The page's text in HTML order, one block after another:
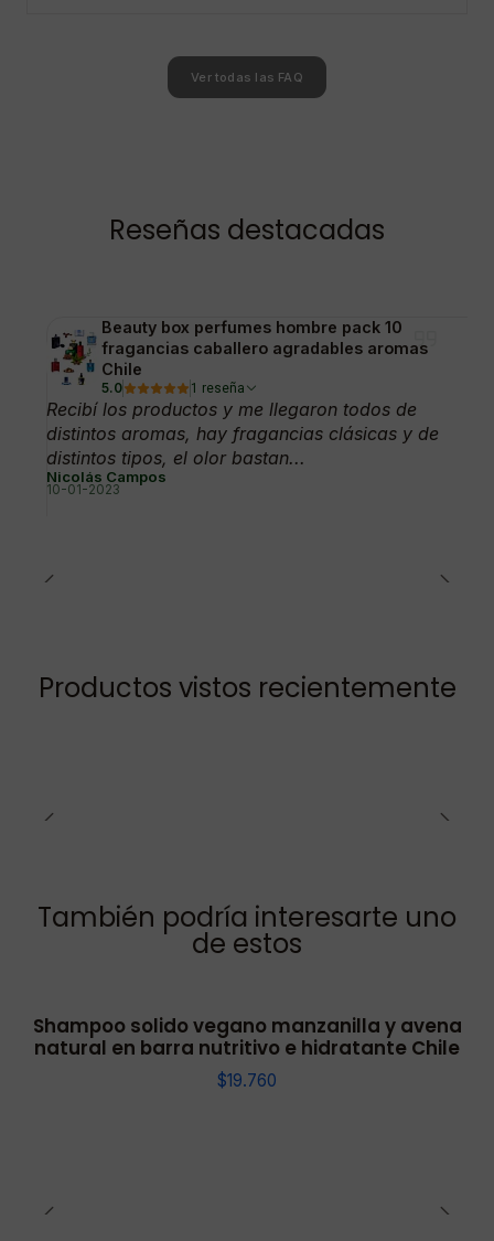
Ver todas las FAQ
Reseñas destacadas
Beauty box perfumes hombre pack 10
fragancias caballero agradables aromas
Chile
5.0 1 reseña
Recibí los productos y me llegaron todos de
distintos aromas, hay fragancias clásicas y de
distintos tipos, el olor bastan...
Nicolás Campos
10-01-2023
Productos vistos recientemente
También podría interesarte uno
de estos
Shampoo solido vegano manzanilla y avena
natural en barra nutritivo e hidratante Chile
$19.760